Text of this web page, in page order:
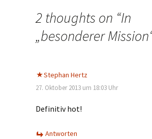
2 thoughts on “In
„besonderer
Stephan Hertz
27. Oktober 2013 um 18:03 Uhr
Definitiv hot!
Antworten